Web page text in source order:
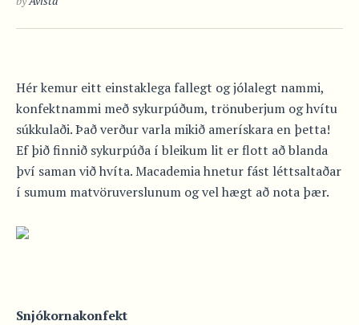
Hér kemur eitt einstaklega fallegt og jólalegt nammi,
konfektnammi með sykurpúðum, trönuberjum og hvítu
súkkulaði. Það verður varla mikið amerískara en þetta!
Ef þið finnið sykurpúða í bleikum lit er flott að blanda
því saman við hvíta. Macademia hnetur fást léttsaltaðar
í sumum matvöruverslunum og vel hægt að nota þær.
Snjókornakonfekt